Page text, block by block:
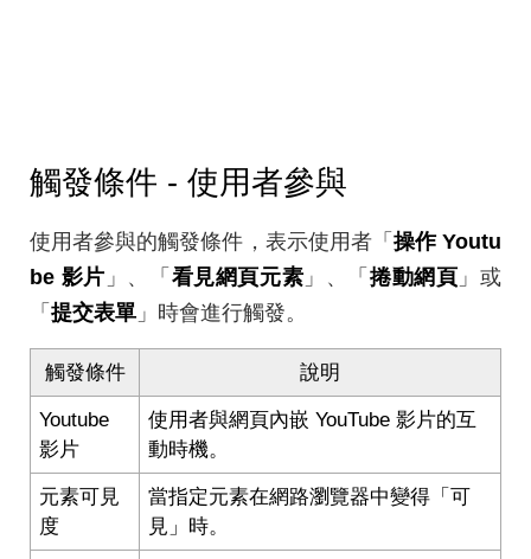
觸發條件 - 使用者參與
使用者參與的觸發條件，表示使用者「 操作 Youtu
be 影片 」、「 看見網頁元素 」、「捲動網頁 」或
「 提交表單 」時會進行觸發。
觸發條件 說明
Youtube
影片
使用者與網頁內嵌 YouTube 影片的互
動時機。
元素可見
度
當指定元素在網路瀏覽器中變得「可
見」時。